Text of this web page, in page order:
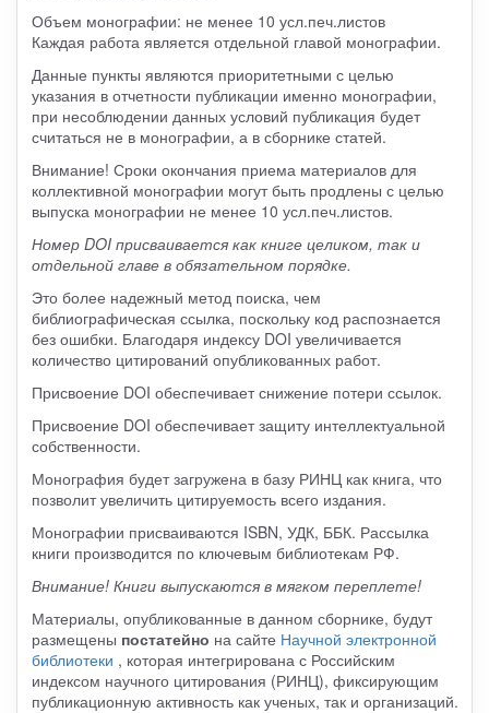
Объем монографии: не менее 10 усл.печ.листов
Каждая работа является отдельной главой монографии.
Данные пункты являются приоритетными с целью
указания в отчетности публикации именно монографии,
при несоблюдении данных условий публикация будет
считаться не в монографии, а в сборнике статей.
Внимание! Сроки окончания приема материалов для
коллективной монографии могут быть продлены с целью
выпуска монографии не менее 10 усл.печ.листов.
Номер DOI присваивается как книге целиком, так и
отдельной главе в обязательном порядке.
Это более надежный метод поиска, чем
библиографическая ссылка, поскольку код распознается
без ошибки. Благодаря индексу DOI увеличивается
количество цитирований опубликованных работ.
Присвоение DOI обеспечивает снижение потери ссылок.
Присвоение DOI обеспечивает защиту интеллектуальной
собственности.
Монография будет загружена в базу РИНЦ как книга, что
позволит увеличить цитируемость всего издания.
Монографии присваиваются ISBN, УДК, ББК. Рассылка
книги производится по ключевым библиотекам РФ.
Внимание! Книги выпускаются в мягком переплете!
Материалы, опубликованные в данном сборнике, будут
размещены постатейно на сайте Научной электронной
библиотеки , которая интегрирована с Российским
индексом научного цитирования (РИНЦ), фиксирующим
публикационную активность как ученых, так и организаций.